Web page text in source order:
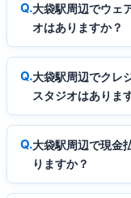
大袋駅周辺でウェ
オはありますか？
大袋駅周辺でクレ
スタジオはありま
大袋駅周辺で現金
りますか？